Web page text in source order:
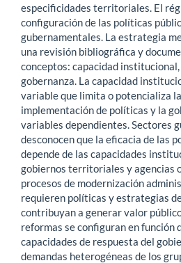
especificidades territoriales. El
configuración de las políticas
gubernamentales. La estrategia
una revisión bibliográfica y
conceptos: capacidad
gobernanza. La capacidad
variable que limita o potencializa
implementación de políticas y la
variables dependientes. Sectores
desconocen que la eficacia de las
depende de las capacidades
gobiernos territoriales y agencias
procesos de modernización
requieren políticas y estrategias
contribuyan a generar valor
reformas se configuran en función
capacidades de respuesta del
demandas heterogéneas de los